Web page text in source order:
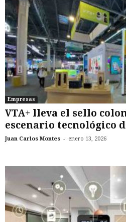
Empresas
VTA+ lleva el sello
escenario tecnológico
Juan Carlos Montes - enero 13, 2026